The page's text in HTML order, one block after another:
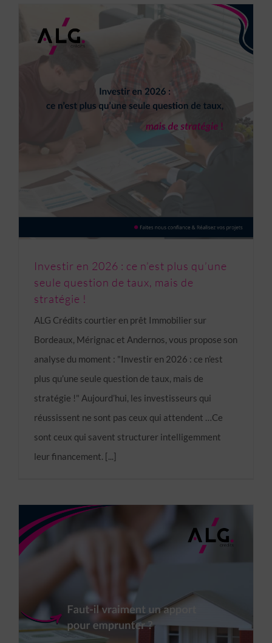
Investir en 2026 : ce n’est plus qu’une
seule question de taux, mais de
stratégie !
ALG Crédits courtier en prêt Immobilier sur
Bordeaux, Mérignac et Andernos, vous propose son
analyse du moment : "Investir en 2026 : ce n’est
plus qu’une seule question de taux, mais de
stratégie !" Aujourd’hui, les investisseurs qui
réussissent ne sont pas ceux qui attendent …Ce
sont ceux qui savent structurer intelligemment
leur financement. [...]